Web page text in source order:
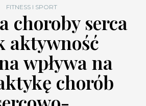
FITNESS I SPORT
choroby serca
aktywność
wpływa na
chorób